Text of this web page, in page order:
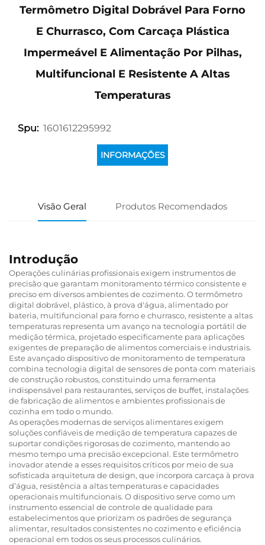
Termômetro Digital Dobrável Para Forno
E Churrasco, Com Carcaça Plástica
Impermeável E Alimentação Por Pilhas,
Multifuncional E Resistente A Altas
Temperaturas
Spu: 1601612295992
INFORMAÇÕES
Visão Geral Produtos Recomendados
Introdução
Operações culinárias profissionais exigem instrumentos de
precisão que garantam monitoramento térmico consistente e
preciso em diversos ambientes de cozimento. O termômetro
digital dobrável, plástico, à prova d'água, alimentado por
bateria, multifuncional para forno e churrasco, resistente a altas
temperaturas representa um avanço na tecnologia portátil de
medição térmica, projetado especificamente para aplicações
exigentes de preparação de alimentos comerciais e industriais.
Este avançado dispositivo de monitoramento de temperatura
combina tecnologia digital de sensores de ponta com materiais
de construção robustos, constituindo uma ferramenta
indispensável para restaurantes, serviços de buffet, instalações
de fabricação de alimentos e ambientes profissionais de
cozinha em todo o mundo.
As operações modernas de serviços alimentares exigem
soluções confiáveis de medição de temperatura capazes de
suportar condições rigorosas de cozimento, mantendo ao
mesmo tempo uma precisão excepcional. Este termômetro
inovador atende a esses requisitos críticos por meio de sua
sofisticada arquitetura de design, que incorpora carcaça à prova
d’água, resistência a altas temperaturas e capacidades
operacionais multifuncionais. O dispositivo serve como um
instrumento essencial de controle de qualidade para
estabelecimentos que priorizam os padrões de segurança
alimentar, resultados consistentes no cozimento e eficiência
operacional em todos os seus processos culinários.